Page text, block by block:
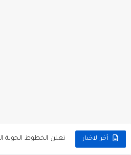
أخر الاخبار